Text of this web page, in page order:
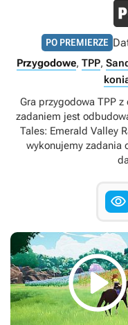
PO PREMIERZE
Przygodowe, TPP,
Gra przygodowa TPP
zadaniem jest
Tales: Emerald Valley
wykonujemy zadania
